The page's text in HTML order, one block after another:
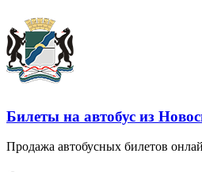
Билеты на автобус из
Продажа автобусных билетов